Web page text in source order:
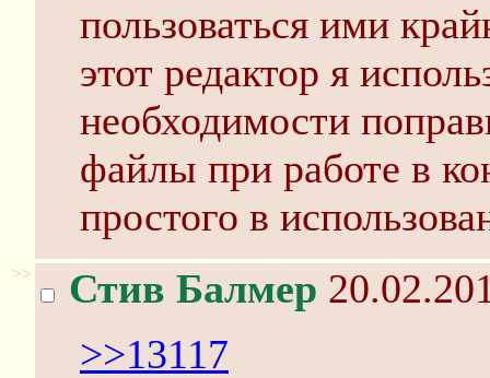
пользоваться ими
этот редактор я
необходимости
файлы при работе в
простого в
>> Стив Балмер
>>13117